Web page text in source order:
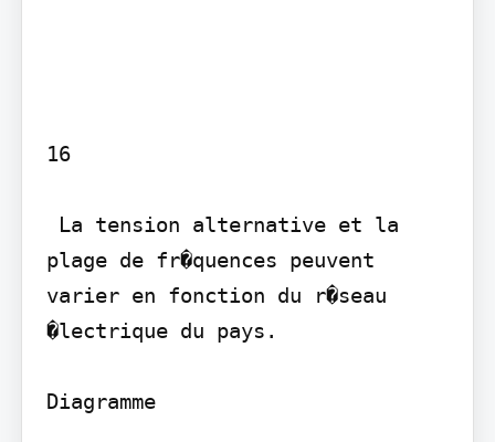
16
plage de fr�quences peuvent
varier en fonction du r�seau
�lectrique du pays.
Diagramme